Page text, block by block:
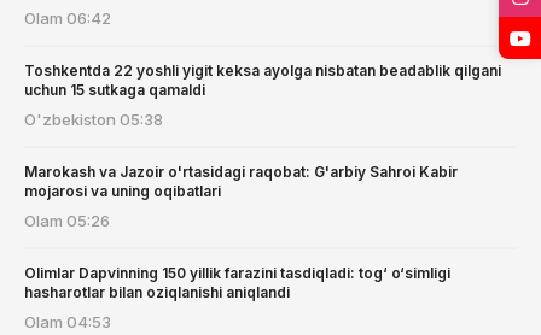
Olam 06:42
Toshkentda 22 yoshli yigit keksa ayolga nisbatan beadablik qilgani
uchun 15 sutkaga qamaldi
O'zbekiston 05:38
Marokash va Jazoir o'rtasidagi raqobat: G'arbiy Sahroi Kabir
mojarosi va uning oqibatlari
Olam 05:26
Olimlar Dарvinning 150 yillik farazini tasdiqladi: tog‘ o‘simligi
hasharotlar bilan oziqlanishi aniqlandi
Olam 04:53